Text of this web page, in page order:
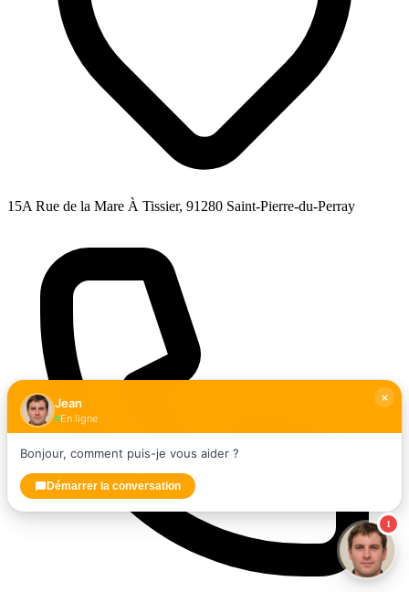
15A Rue de la Mare À Tissier, 91280 Saint-Pierre-du-Perray
1
Jean
En ligne
Bonjour, comment puis-je vous aider ?
Démarrer la conversation